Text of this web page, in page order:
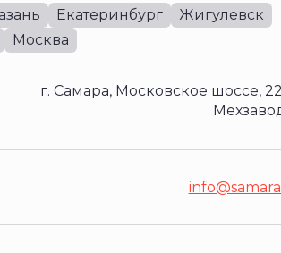
Екатеринбург
Жигулевск
Москва
г. Самара, Московское шоссе,